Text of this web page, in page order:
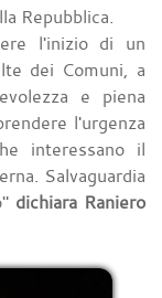
Repubblica.
l'inizio di un
dei Comuni, a
e piena
l'urgenza
interessano il
Salvaguardia
dichiara Raniero